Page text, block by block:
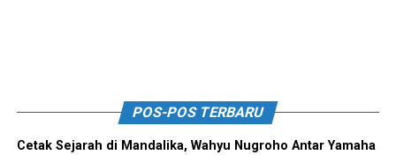
POS-POS TERBARU
Cetak Sejarah di Mandalika, Wahyu Nugroho Antar Yamaha